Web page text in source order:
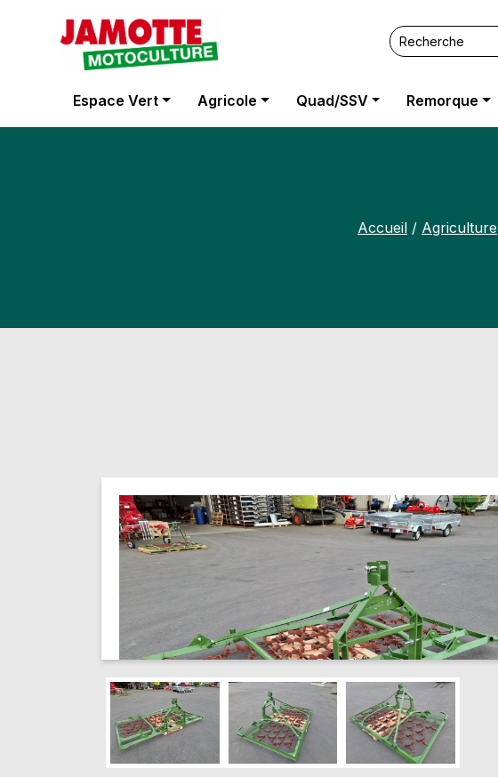
Espace Vert Agricole Quad/SSV Remorque
Accueil / Agriculture